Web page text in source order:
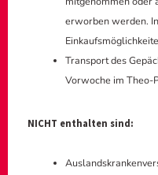
erworben werden.
Transport des
Vorwoche im Theo-
NICHT enthalten sind: